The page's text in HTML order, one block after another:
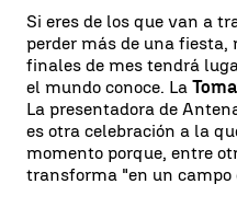
Si eres de los que van a
perder más de una fiesta,
finales de mes tendrá
el mundo conoce. La
La presentadora de
es otra celebración a la
momento porque, entre
transforma "en un campo